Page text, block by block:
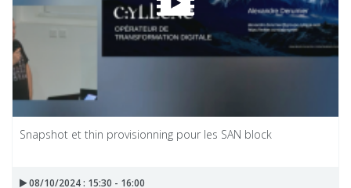
Snapshot et thin provisionning pour les SAN block
08/10/2024 : 15:30 - 16:00